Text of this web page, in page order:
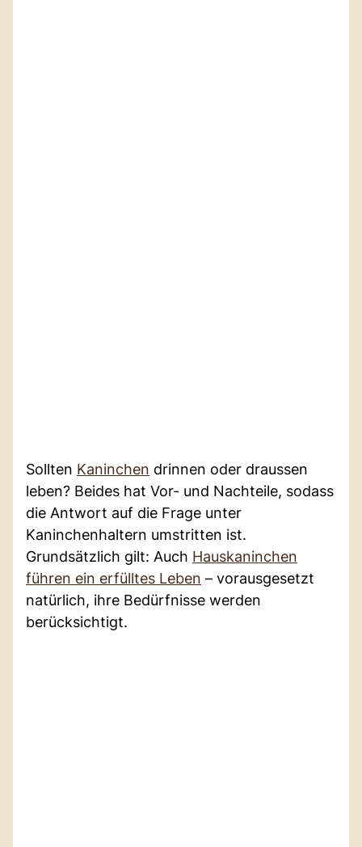
Sollten Kaninchen drinnen oder draussen
leben? Beides hat Vor- und Nachteile, sodass
die Antwort auf die Frage unter
Kaninchenhaltern umstritten ist.
Grundsätzlich gilt: Auch Hauskaninchen
führen ein erfülltes Leben – vorausgesetzt
natürlich, ihre Bedürfnisse werden
berücksichtigt.